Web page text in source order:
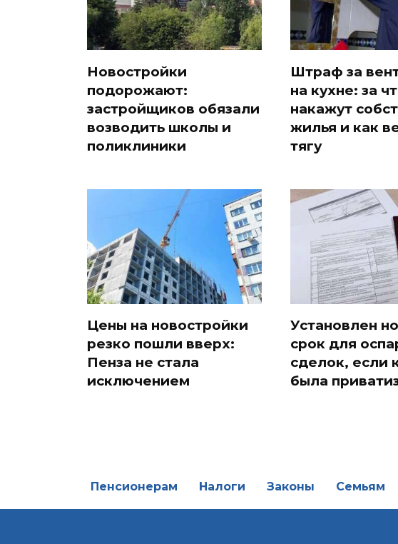
Новостройки
подорожают:
застройщиков обязали
возводить школы и
поликлиники
Штраф за
на кухне: за
накажут
жилья и как
тягу
Цены на новостройки
резко пошли вверх:
Пенза не стала
исключением
Установлен
срок для
сделок, если
была
Пенсионерам Налоги Законы Семьям